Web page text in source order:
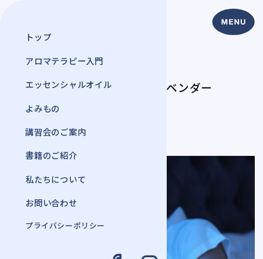
トップ
アロマテラピー入門
エッセンシャルオイル
よみもの
講習会のご案内
書籍のご紹介
私たちについて
お問い合わせ
プライバシーポリシー
睡眠の質を向上するラベンダー